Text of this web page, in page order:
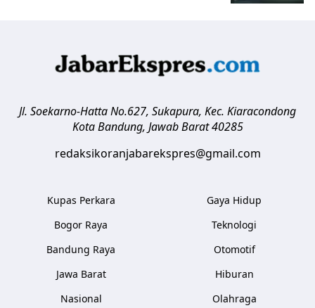
Jl. Soekarno-Hatta No.627, Sukapura, Kec. Kiaracondong
Kota Bandung, Jawab Barat 40285
redaksikoranjabarekspres@gmail.com
Kupas Perkara
Bogor Raya
Bandung Raya
Jawa Barat
Nasional
Gaya Hidup
Teknologi
Otomotif
Hiburan
Olahraga